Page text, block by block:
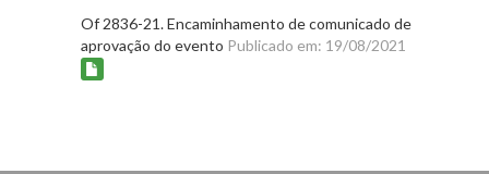
Of 2836-21. Encaminhamento de comunicado de
aprovação do evento Publicado em: 19/08/2021